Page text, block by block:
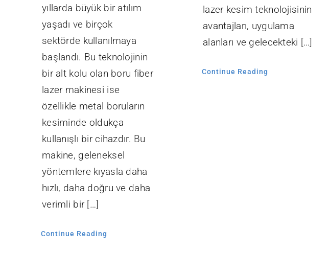
yıllarda büyük bir atılım
yaşadı ve birçok
sektörde kullanılmaya
başlandı. Bu teknolojinin
bir alt kolu olan boru fiber
lazer makinesi ise
özellikle metal boruların
kesiminde oldukça
kullanışlı bir cihazdır. Bu
makine, geleneksel
yöntemlere kıyasla daha
hızlı, daha doğru ve daha
verimli bir […]
Continue Reading
lazer kesim teknolojisinin
avantajları, uygulama
alanları ve gelecekteki […]
Continue Reading